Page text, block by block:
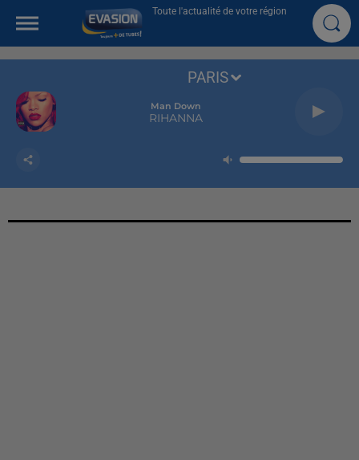
Toute l'actualité de votre région
Man Down
RIHANNA
PARIS